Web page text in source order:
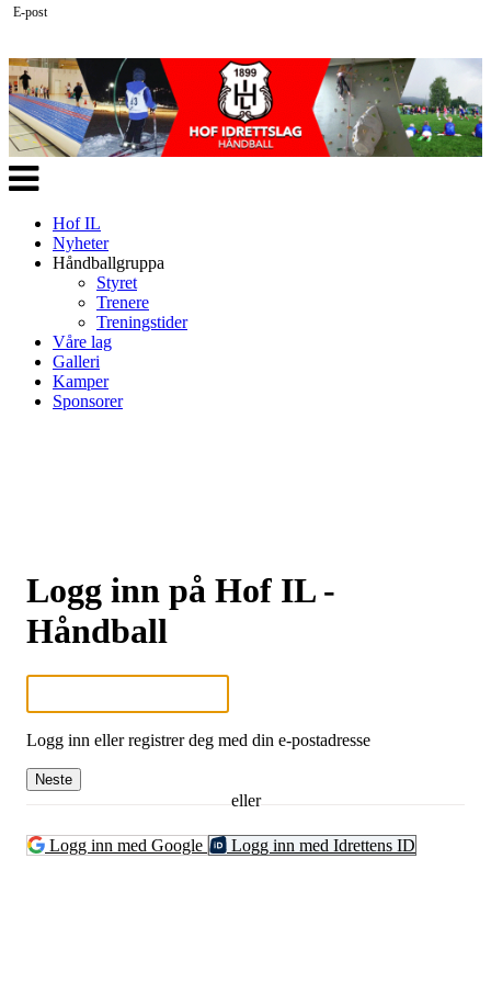
Veksle
navigasjon
Hof IL
Nyheter
Håndballgruppa
Styret
Trenere
Treningstider
Våre lag
Galleri
Kamper
Sponsorer
Logg inn på Hof IL -
Håndball
E-post
Logg inn eller registrer deg med din e-postadresse
Neste
eller
Logg inn med Google Logg inn med Idrettens ID